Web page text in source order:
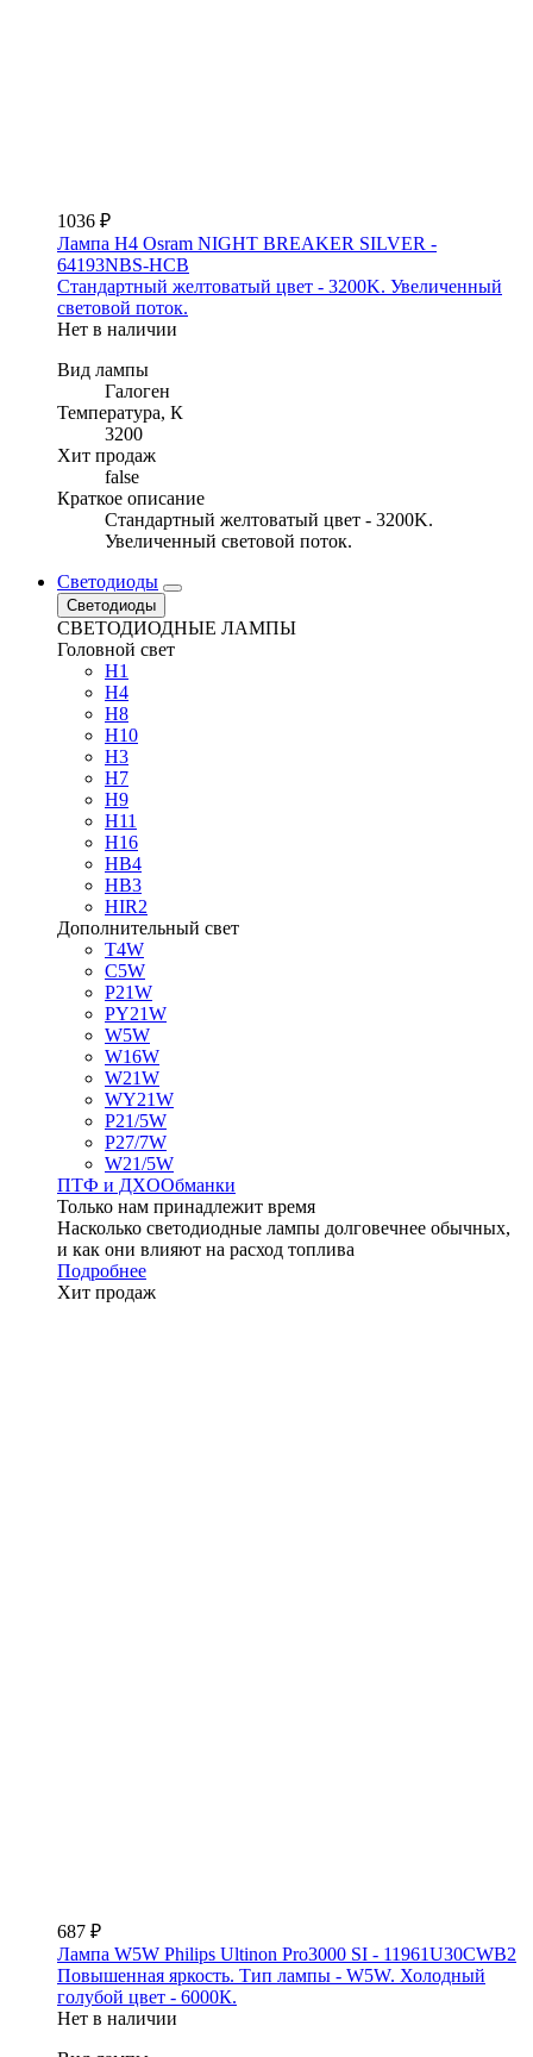
1036 ₽
Лампа H4 Osram NIGHT BREAKER SILVER -
64193NBS-HCB
Стандартный желтоватый цвет - 3200K. Увеличенный
световой поток.
Нет в наличии
Вид лампы
Галоген
Температура, К
3200
Хит продаж
false
Краткое описание
Стандартный желтоватый цвет - 3200K.
Увеличенный световой поток.
Светодиоды
Светодиоды
СВЕТОДИОДНЫЕ ЛАМПЫ
Головной свет
H1
H4
H8
H10
H3
H7
H9
H11
H16
HB4
HB3
HIR2
Дополнительный свет
T4W
C5W
P21W
PY21W
W5W
W16W
W21W
WY21W
P21/5W
P27/7W
W21/5W
ПТФ и ДXООбманки
Только нам принадлежит время
Насколько светодиодные лампы долговечнее обычных,
и как они влияют на расход топлива
Подробнее
Хит продаж
687 ₽
Лампа W5W Philips Ultinon Pro3000 SI - 11961U30CWB2
Повышенная яркость. Тип лампы - W5W. Холодный
голубой цвет - 6000К.
Нет в наличии